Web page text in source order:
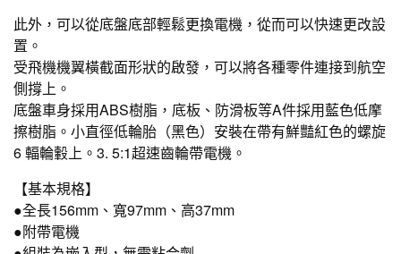
此外，可以從底盤底部輕鬆更換電機，從而可以快速更改設
置。
受飛機機翼橫截面形狀的啟發，可以將各種零件連接到航空
側撐上。
底盤車身採用ABS樹脂，底板、防滑板等A件採用藍色低摩
擦樹脂。小直徑低輪胎（黑色）安裝在帶有鮮豔紅色的螺旋
6 輻輪轂上。3. 5:1超速齒輪帶電機。
【基本規格】
●全長156mm、寬97mm、高37mm
●附帶電機